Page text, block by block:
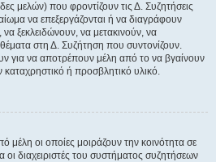
μελών) που φροντίζουν τις Δ. Συζητήσεις
να επεξεργάζονται ή να διαγράφουν
ξεκλειδώνουν, να μετακινούν, να
στη Δ. Συζήτηση που συντονίζουν.
για να αποτρέπουν μέλη από το να βγαίνουν
ή προσβλητικό υλικό.
μέλη οι οποίες μοιράζουν την κοινότητα σε
οι διαχειριστές του συστήματος συζητήσεων